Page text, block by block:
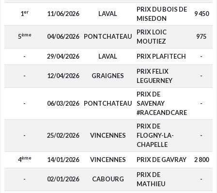
1er 11/06/2026 LAVAL
PRIX DU BOIS DE
MISEDON
9 450
5ème 04/06/2026 PONTCHATEAU
PRIX LOIC
MOUTIEZ
975
- 29/04/2026 LAVAL PRIX PLAFITECH -
- 12/04/2026 GRAIGNES
PRIX FELIX
LEGUERNEY
-
- 06/03/2026 PONTCHATEAU
PRIX DE
SAVENAY
#RACEANDCARE
-
- 25/02/2026 VINCENNES
PRIX DE
FLOGNY-LA-
CHAPELLE
-
4ème 14/01/2026 VINCENNES PRIX DE GAVRAY 2 800
- 02/01/2026 CABOURG
PRIX DE
MATHIEU
-